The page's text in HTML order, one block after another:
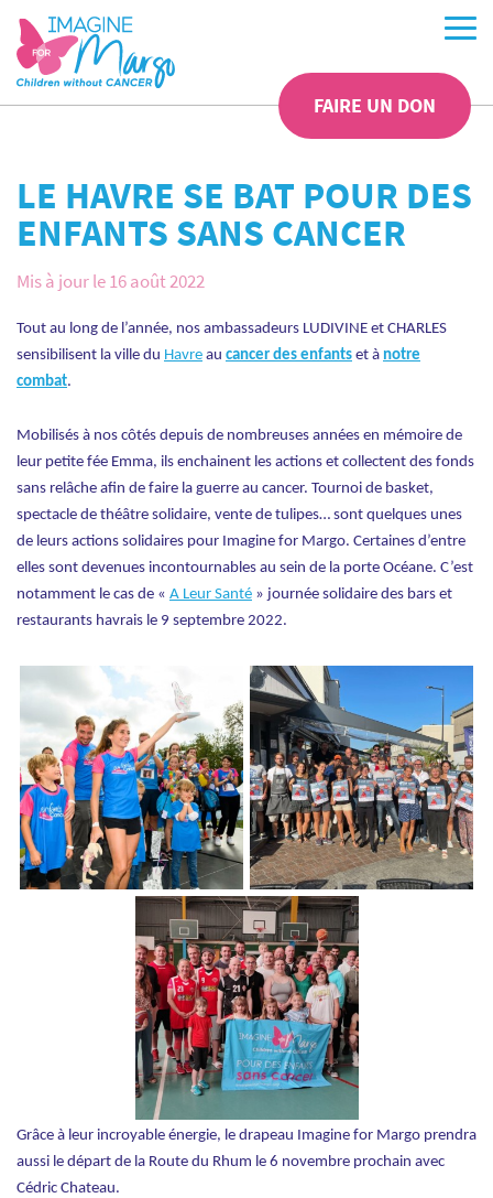
FAIRE UN DON
LE HAVRE SE BAT POUR DES
ENFANTS SANS CANCER
Mis à jour le 16 août 2022
Tout au long de l’année, nos ambassadeurs LUDIVINE et CHARLES
sensibilisent la ville du Havre au cancer des enfants et à notre
combat.
Mobilisés à nos côtés depuis de nombreuses années en mémoire de
leur petite fée Emma, ils enchainent les actions et collectent des fonds
sans relâche afin de faire la guerre au cancer. Tournoi de basket,
spectacle de théâtre solidaire, vente de tulipes… sont quelques unes
de leurs actions solidaires pour Imagine for Margo. Certaines d’entre
elles sont devenues incontournables au sein de la porte Océane. C’est
notamment le cas de « A Leur Santé » journée solidaire des bars et
restaurants havrais le 9 septembre 2022.
Grâce à leur incroyable énergie, le drapeau Imagine for Margo prendra
aussi le départ de la Route du Rhum le 6 novembre prochain avec
Cédric Chateau.